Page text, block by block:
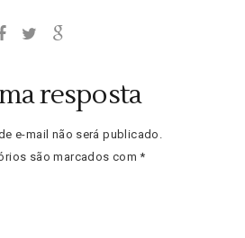
resposta
e-mail não será publicado.
são marcados com*